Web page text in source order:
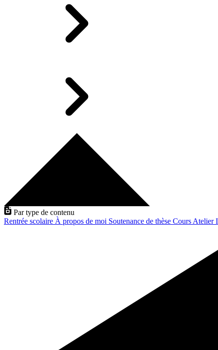
Par type de contenu
Rentrée scolaire À propos de moi Soutenance de thèse Cours Atelier